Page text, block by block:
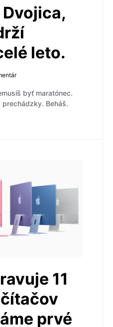
leto.
byť maratónec.
prechádzky. Beháš.
11
prvé